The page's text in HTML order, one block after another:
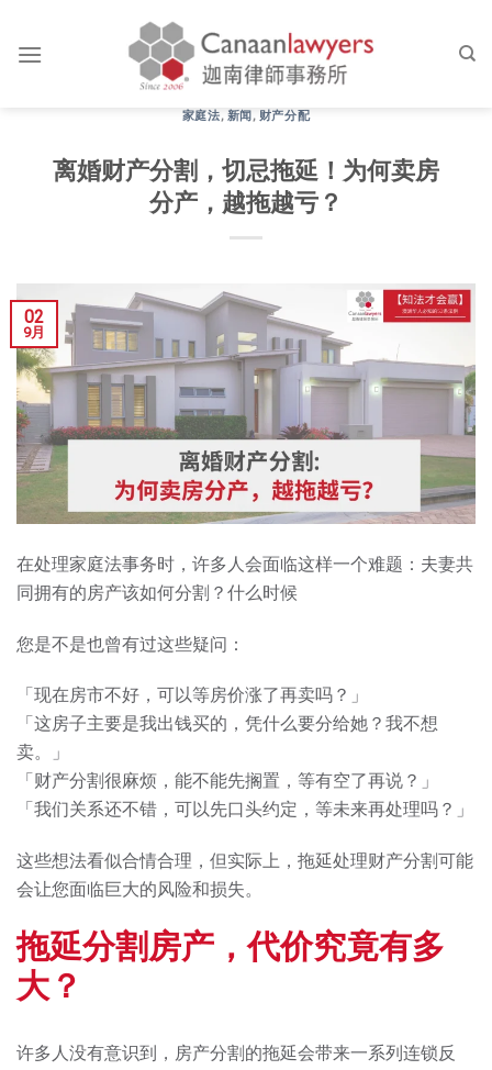
content
家庭法, 新闻 , 财产分配
离婚财产分割，切忌拖延！为何卖房
分产，越拖越亏？
02
9月
在处理家庭法事务时，许多人会面临这样一个难题：夫妻共
同拥有的房产该如何分割？什么时候
您是不是也曾有过这些疑问：
「现在房市不好，可以等房价涨了再卖吗？」
「这房子主要是我出钱买的，凭什么要分给她？我不想
卖。」
「财产分割很麻烦，能不能先搁置，等有空了再说？」
「我们关系还不错，可以先口头约定，等未来再处理吗？」
这些想法看似合情合理，但实际上，拖延处理财产分割可能
会让您面临巨大的风险和损失。
拖延分割房产，代价究竟有多
大？
许多人没有意识到，房产分割的拖延会带来一系列连锁反